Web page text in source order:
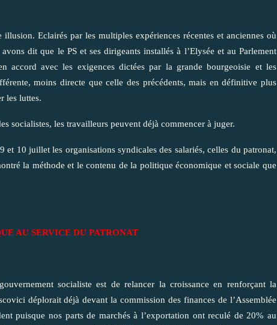
Eclairés par les multiples expériences récentes et anciennes où
dit que le PS et ses dirigeants installés à l’Elysée et au Parlement
accord avec les exigences dictées par la grande bourgeoisie et les
moins directe que celle des précédents, mais en définitive plus
les luttes.
socialistes, les travailleurs peuvent déjà commencer à juger.
10 juillet les organisations syndicales des salariés, celles du patronat,
la méthode et le contenu de la politique économique et sociale que
AU SERVICE DU PATRONAT
socialiste est de relancer la croissance en renforçant la
déplorait déjà devant la commission des finances de l’Assemblée
puisque nos parts de marchés à l’exportation ont reculé de 20% au